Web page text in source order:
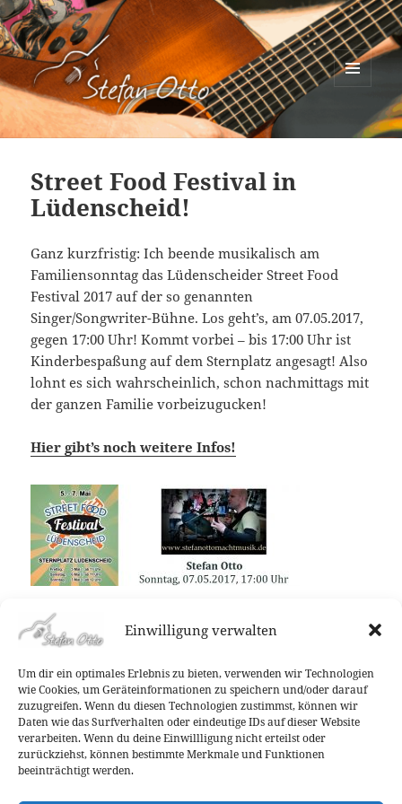
Einwilligung verwalten
Um dir ein optimales Erlebnis zu bieten, verwenden wir Technologien
wie Cookies, um Geräteinformationen zu speichern und/oder darauf
zuzugreifen. Wenn du diesen Technologien zustimmst, können wir
Daten wie das Surfverhalten oder eindeutige IDs auf dieser Website
verarbeiten. Wenn du deine Einwillligung nicht erteilst oder
zurückziehst, können bestimmte Merkmale und Funktionen
beeinträchtigt werden.
Stefan Otto
WIDGETS
Street Food Festival in
Lüdenscheid!
Ganz kurzfristig: Ich beende musikalisch am
Familiensonntag das Lüdenscheider Street Food
Festival 2017 auf der so genannten
Singer/Songwriter-Bühne. Los geht’s, am 07.05.2017,
gegen 17:00 Uhr! Kommt vorbei – bis 17:00 Uhr ist
Kinderbespaßung auf dem Sternplatz angesagt! Also
lohnt es sich wahrscheinlich, schon nachmittags mit
der ganzen Familie vorbeizugucken!
Hier gibt’s noch weitere Infos!
am
Beitragsnavigation
ZURÜCK
Vorheriger
Beitrag:
„Breakfastclub“ am 12.03.2017 in
Lüdenscheid!
WEITER